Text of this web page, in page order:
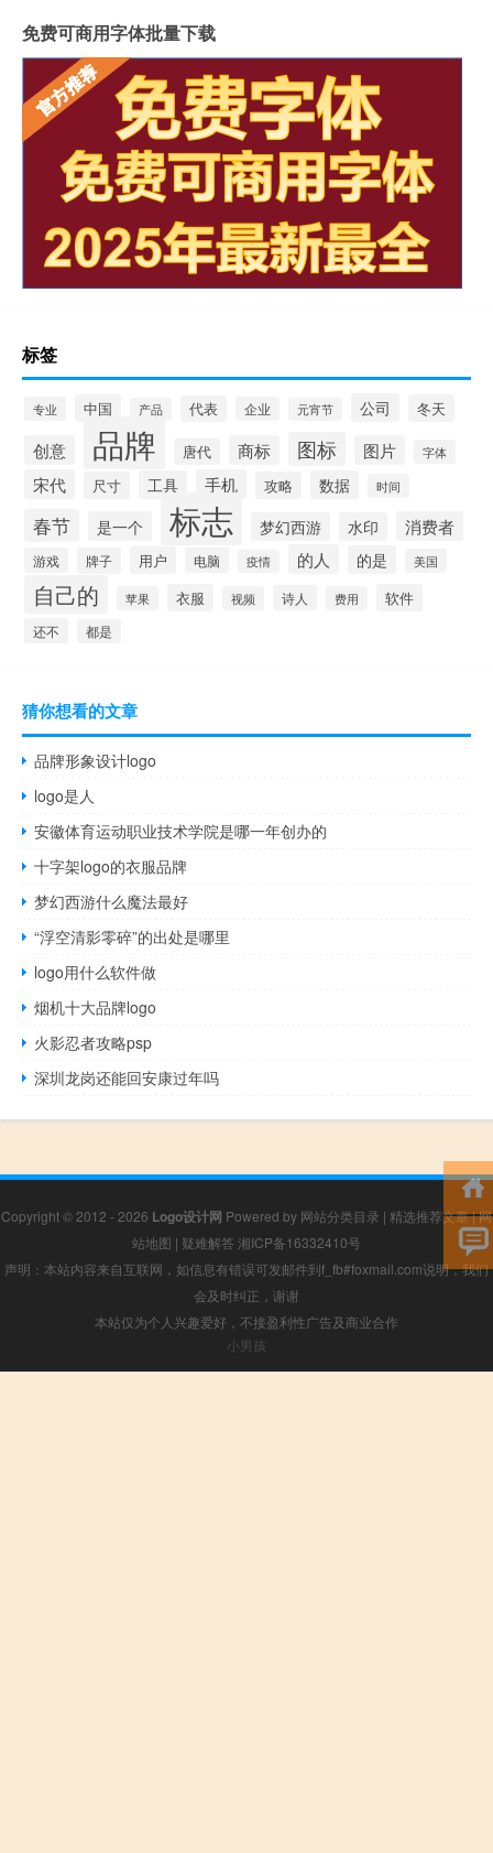
免费可商用字体批量下载
标签
专业 中国 产品 代表 企业 元宵节 公司 冬天
创意 品牌 唐代 商标 图标 图片 字体
宋代 尺寸 工具 手机 攻略 数据 时间
春节 是一个 标志 梦幻西游 水印 消费者
游戏 牌子 用户 电脑 疫情 的人 的是 美国
自己的 苹果 衣服 视频 诗人 费用 软件
还不 都是
猜你想看的文章
品牌形象设计logo
logo是人
安徽体育运动职业技术学院是哪一年创办的
十字架logo的衣服品牌
梦幻西游什么魔法最好
“浮空清影零碎”的出处是哪里
logo用什么软件做
烟机十大品牌logo
火影忍者攻略psp
深圳龙岗还能回安康过年吗
Copyright © 2012 - 2026 Logo设计网 Powered by 网站分类目录 | 精选推荐文章|网
站地图 | 疑难解答 湘ICP备16332410号
声明：本站内容来自互联网，如信息有错误可发邮件到f_fb#foxmail.com说明，我们
会及时纠正，谢谢
本站仅为个人兴趣爱好，不接盈利性广告及商业合作
小男孩